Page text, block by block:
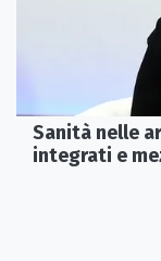
Sanità nelle
integrati e